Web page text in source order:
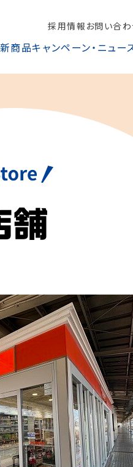
採用情報 お問い合わ
新商品キャンペーン・ニュー
ップから探す
鉄道グッズ、オンライン限
場 auPay
らみなさまのもとへお届け
ーケット
けるお
ード支払いについては暗証
ト会社控え（お店控）」に